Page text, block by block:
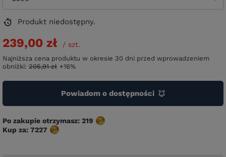
Produkt niedostępny
239,00 zł / szt.
Najniższa cena produktu w okresie 30 dni przed wprowadzeniem
obniżki: 205,91 zł +16%
Powiadom o dostępności
Po zakupie otrzymasz: 219
Kup za: 7227